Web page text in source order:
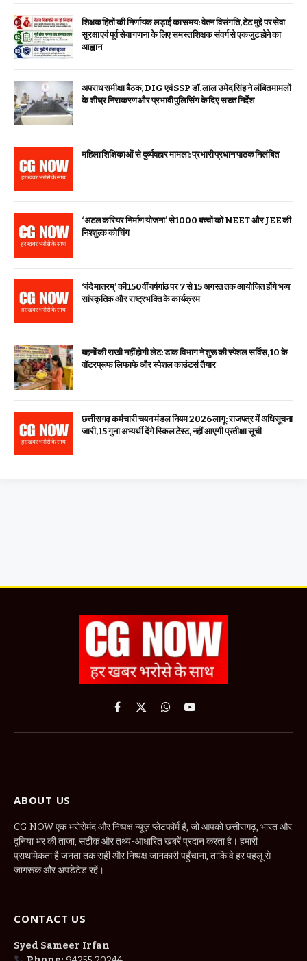
शिक्षक हितों की निर्णायक लड़ाई का समय: वेतन विसंगति, टेट मुद्दे पर सेवा
सुरक्षा एवं पूर्व सेवा गणना के लिए समस्त शिक्षक संवर्ग से एकजुट होने का
आह्वान
अपराध समीक्षा बैठक, DIG एवं SSP डॉ. लाल उमेद सिंह ने लंबित मामलों
के शीघ्र निराकरण और प्रभावी पुलिसिंग के दिए सख्त निर्देश
महिला शिक्षिकाओं से दुर्व्यवहार मामला: प्रभारी प्रधान पाठक निलंबित
‘अटल करियर निर्माण योजना’ से 1000 बच्चों को NEET और JEE की
निश्शुल्क कोचिंग
‘वंदे मातरम्’ की 150वीं वर्षगांठ पर 7 से 15 अगस्त तक आयोजित होंगे भव्य
सांस्कृतिक और राष्ट्रभक्ति के कार्यक्रम
बहनों की राखी नहीं होगी लेट: डाक विभाग ने शुरू की स्पेशल सर्विस, ₹10 के
वॉटरप्रूफ लिफाफे और स्पेशल काउंटर्स तैयार
छत्तीसगढ़ कर्मचारी चयन मंडल नियम 2026 लागू: राजपत्र में अधिसूचना
जारी, 15 गुना अभ्यर्थी देंगे स्किल टेस्ट, नहीं आएगी प्रतीक्षा सूची
Facebook
X
WhatsApp
YouTube
ABOUT US
CG NOW एक भरोसेमंद और निष्पक्ष न्यूज़ प्लेटफॉर्म है, जो आपको छत्तीसगढ़, भारत और
दुनिया भर की ताज़ा, सटीक और तथ्य-आधारित खबरें प्रदान करता है। हमारी
प्राथमिकता है जनता तक सही और निष्पक्ष जानकारी पहुँचाना, ताकि वे हर पहलू से
जागरूक और अपडेटेड रहें।
CONTACT US
Syed Sameer Irfan